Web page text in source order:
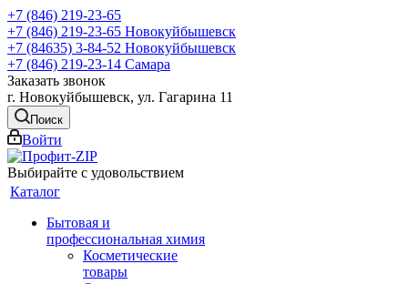
+7 (846) 219-23-65
+7 (846) 219-23-65 Новокуйбышевск
+7 (84635) 3-84-52 Новокуйбышевск
+7 (846) 219-23-14 Самара
Заказать звонок
г. Новокуйбышевск, ул. Гагарина 11
Поиск
Войти
Выбирайте с удовольствием
Каталог
Бытовая и
профессиональная химия
Косметические
товары